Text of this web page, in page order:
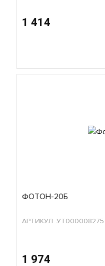
1 414
ФОТОН-20Б
АРТИКУЛ: УТ000008275
1 974